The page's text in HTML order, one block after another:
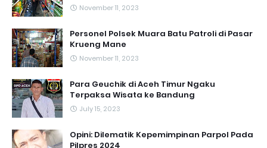
November 11, 2023
Personel Polsek Muara Batu Patroli di Pasar
Krueng Mane
November 11, 2023
Para Geuchik di Aceh Timur Ngaku
Terpaksa Wisata ke Bandung
July 15, 2023
Opini: Dilematik Kepemimpinan Parpol Pada
Pilpres 2024